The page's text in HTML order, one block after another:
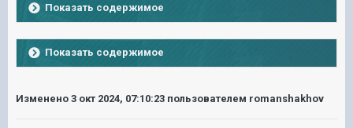
Показать содержимое
Показать содержимое
Изменено 3 окт 2024, 07:10:23 пользователем romanshakhov